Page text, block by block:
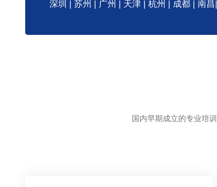
深圳 | 苏州 | 广州 | 天津 | 杭州 | 成都 | 南
国内早期成立的专业培